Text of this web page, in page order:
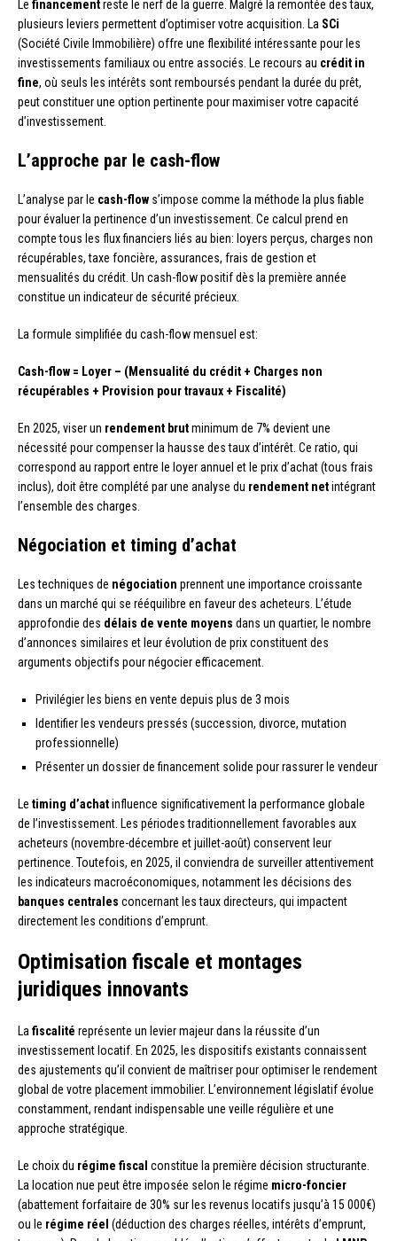
Le financementreste le nerf de la guerre. Malgré la remontée des taux,
plusieurs leviers permettent d’optimiser votre acquisition. La SCi
(Société Civile Immobilière) offre une flexibilité intéressante pour les
investissements familiaux ou entre associés. Le recours au crédit in
fine, où seuls les intérêts sont remboursés pendant la durée du prêt,
peut constituer une option pertinente pour maximiser votre capacité
d’investissement.
L’approche par le cash-flow
L’analyse par le cash-flow s’impose comme la méthode la plus fiable
pour évaluer la pertinence d’un investissement. Ce calcul prend en
compte tous les flux financiers liés au bien: loyers perçus, charges non
récupérables, taxe foncière, assurances, frais de gestion et
mensualités du crédit. Un cash-flow positif dès la première année
constitue un indicateur de sécurité précieux.
La formule simplifiée du cash-flow mensuel est:
Cash-flow = Loyer – (Mensualité du crédit + Charges non
récupérables + Provision pour travaux + Fiscalité)
En 2025, viser un rendement brutminimum de 7% devient une
nécessité pour compenser la hausse des taux d’intérêt. Ce ratio, qui
correspond au rapport entre le loyer annuel et le prix d’achat (tous frais
inclus), doit être complété par une analyse du rendement netintégrant
l’ensemble des charges.
Négociation et timing d’achat
Les techniques de négociation prennent une importance croissante
dans un marché qui se rééquilibre en faveur des acheteurs. L’étude
approfondie des délais de vente moyens dans un quartier, le nombre
d’annonces similaires et leur évolution de prix constituent des
arguments objectifs pour négocier efficacement.
Privilégier les biens en vente depuis plus de 3 mois
Identifier les vendeurs pressés (succession, divorce, mutation
professionnelle)
Présenter un dossier de financement solide pour rassurer le vendeur
Le timing d’achatinfluence significativement la performance globale
de l’investissement. Les périodes traditionnellement favorables aux
acheteurs (novembre-décembre et juillet-août) conservent leur
pertinence. Toutefois, en 2025, il conviendra de surveiller attentivement
les indicateurs macroéconomiques, notamment les décisions des
banques centrales concernant les taux directeurs, qui impactent
directement les conditions d’emprunt.
Optimisation fiscale et montages
juridiques innovants
La fiscalité représente un levier majeur dans la réussite d’un
investissement locatif. En 2025, les dispositifs existants connaissent
des ajustements qu’il convient de maîtriser pour optimiser le rendement
global de votre placement immobilier. L’environnement législatif évolue
constamment, rendant indispensable une veille régulière et une
approche stratégique.
Le choix du régime fiscal constitue la première décision structurante.
La location nue peut être imposée selon le régime micro-foncier
(abattement forfaitaire de 30% sur les revenus locatifs jusqu’à 15 000€)
ou le régime réel (déduction des charges réelles, intérêts d’emprunt,